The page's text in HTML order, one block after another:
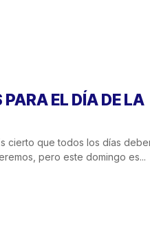
EL DÍA DE LA
cierto que todos los días
pero este domingo es...